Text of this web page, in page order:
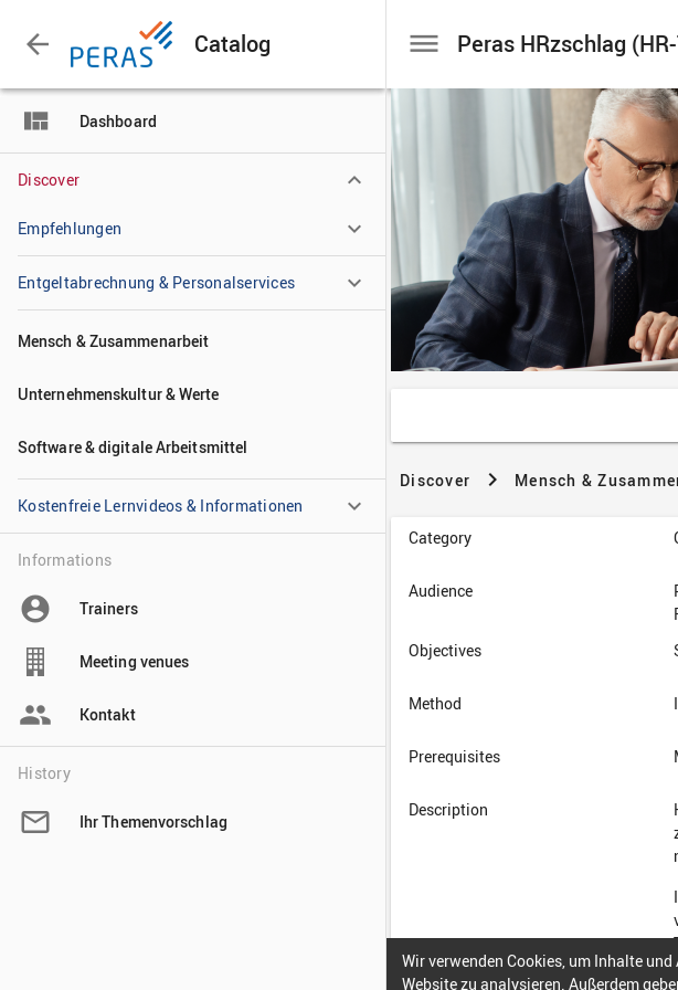
 Catalog
 Dashboard
Discover
Empfehlungen
Entgeltabrechnung & Personalservices
Mensch & Zusammenarbeit
Unternehmenskultur & Werte
Software & digitale Arbeitsmittel
Kostenfreie Lernvideos & Informationen
Informations
 Trainers
 Meeting venues
 Kontakt
History
 Ihr Themenvorschlag